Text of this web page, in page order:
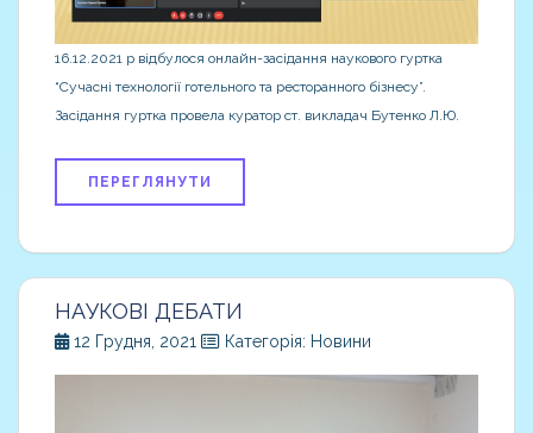
16.12.2021 р відбулося онлайн-засідання наукового гуртка
“Сучасні технології готельного та ресторанного бізнесу”.
Засідання гуртка провела куратор ст. викладач Бутенко Л.Ю.
ПЕРЕГЛЯНУТИ
НАУКОВІ ДЕБАТИ
12 Грудня, 2021 Категорія: Новини